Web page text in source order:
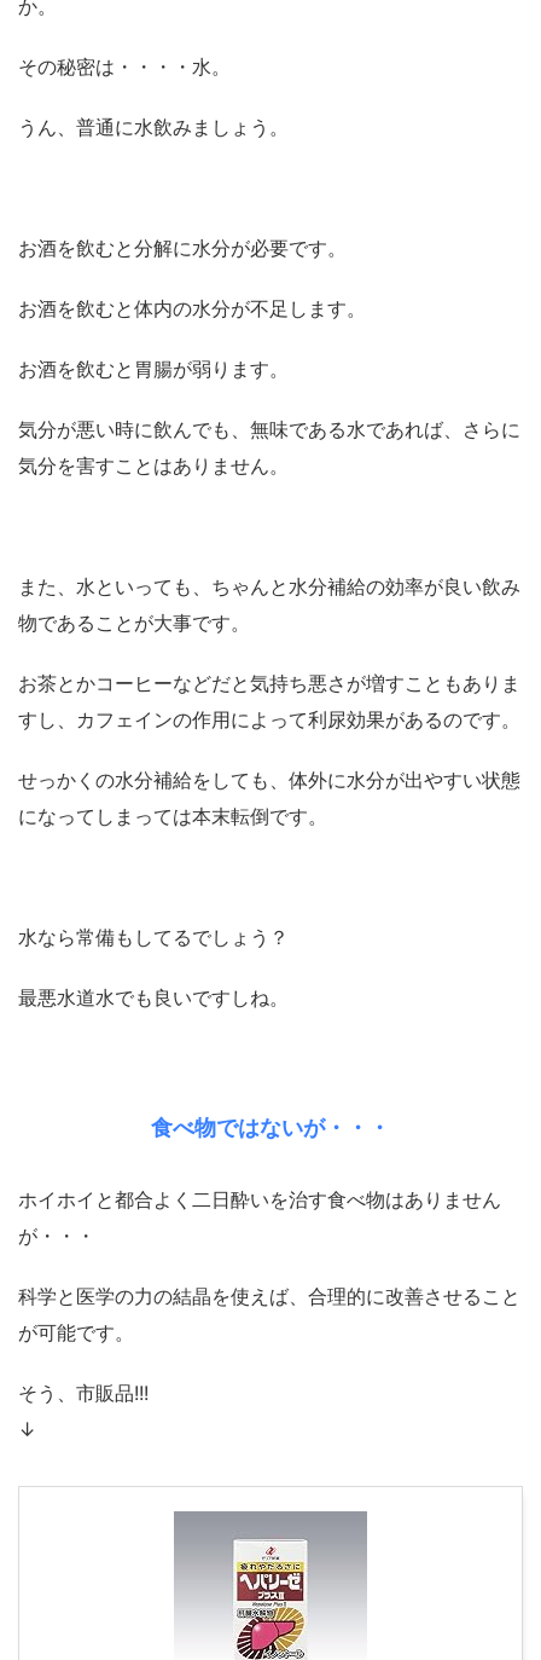
か。
その秘密は・・・・水。
うん、普通に水飲みましょう。
お酒を飲むと分解に水分が必要です。
お酒を飲むと体内の水分が不足します。
お酒を飲むと胃腸が弱ります。
気分が悪い時に飲んでも、無味である水であれば、さらに
気分を害すことはありません。
また、水といっても、ちゃんと水分補給の効率が良い飲み
物であることが大事です。
お茶とかコーヒーなどだと気持ち悪さが増すこともありま
すし、カフェインの作用によって利尿効果があるのです。
せっかくの水分補給をしても、体外に水分が出やすい状態
になってしまっては本末転倒です。
水なら常備もしてるでしょう？
最悪水道水でも良いですしね。
食べ物ではないが・・・
ホイホイと都合よく二日酔いを治す食べ物はありません
が・・・
科学と医学の力の結晶を使えば、合理的に改善させること
が可能です。
そう、市販品!!!
↓